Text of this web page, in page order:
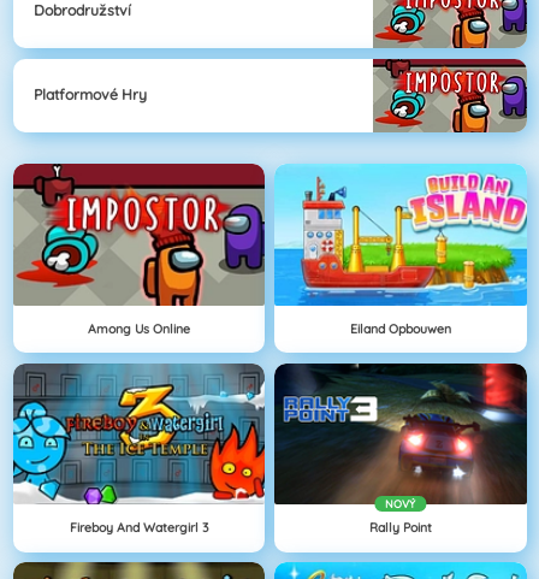
Dobrodružství
Platformové Hry
Among Us Online Eiland Opbouwen
Fireboy And Watergirl 3
NOVÝ
Rally Point